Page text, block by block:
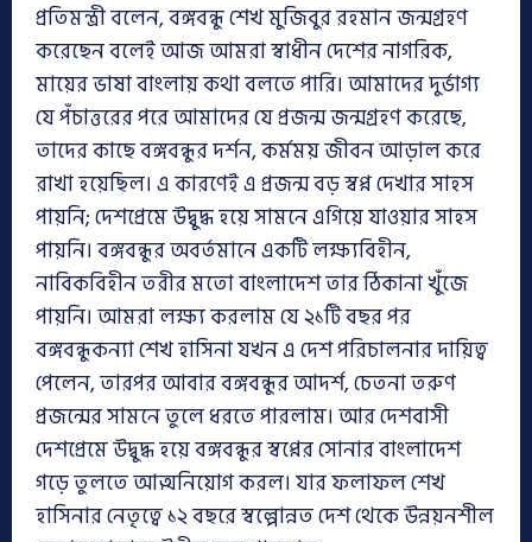
প্রতিমন্ত্রী বলেন, বঙ্গবন্ধু শেখ মুজিবুর রহমান জন্মগ্রহণ
করেছেন বলেই আজ আমরা স্বাধীন দেশের নাগরিক,
মায়ের ভাষা বাংলায় কথা বলতে পারি। আমাদের দুর্ভাগ্য
যে পঁচাত্তরের পরে আমাদের যে প্রজন্ম জন্মগ্রহণ করেছে,
তাদের কাছে বঙ্গবন্ধুর দর্শন, কর্মময় জীবন আড়াল করে
রাখা হয়েছিল। এ কারণেই এ প্রজন্ম বড় স্বপ্ন দেখার সাহস
পায়নি; দেশপ্রেমে উদ্বুদ্ধ হয়ে সামনে এগিয়ে যাওয়ার সাহস
পায়নি। বঙ্গবন্ধুর অবর্তমানে একটি লক্ষ্যবিহীন,
নাবিকবিহীন তরীর মতো বাংলাদেশ তার ঠিকানা খুঁজে
পায়নি। আমরা লক্ষ্য করলাম যে ২১টি বছর পর
বঙ্গবন্ধুকন্যা শেখ হাসিনা যখন এ দেশ পরিচালনার দায়িত্ব
পেলেন, তারপর আবার বঙ্গবন্ধুর আদর্শ, চেতনা তরুণ
প্রজন্মের সামনে তুলে ধরতে পারলাম। আর দেশবাসী
দেশপ্রেমে উদ্বুদ্ধ হয়ে বঙ্গবন্ধুর স্বপ্নের সোনার বাংলাদেশ
গড়ে তুলতে আত্মনিয়োগ করল। যার ফলাফল শেখ
হাসিনার নেতৃত্বে ১২ বছরে স্বল্পোন্নত দেশ থেকে উন্নয়নশীল